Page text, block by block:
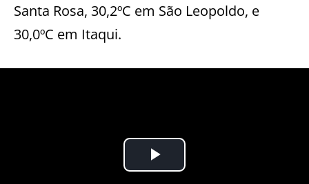
Santa Rosa, 30,2ºC em São Leopoldo, e
30,0ºC em Itaqui.